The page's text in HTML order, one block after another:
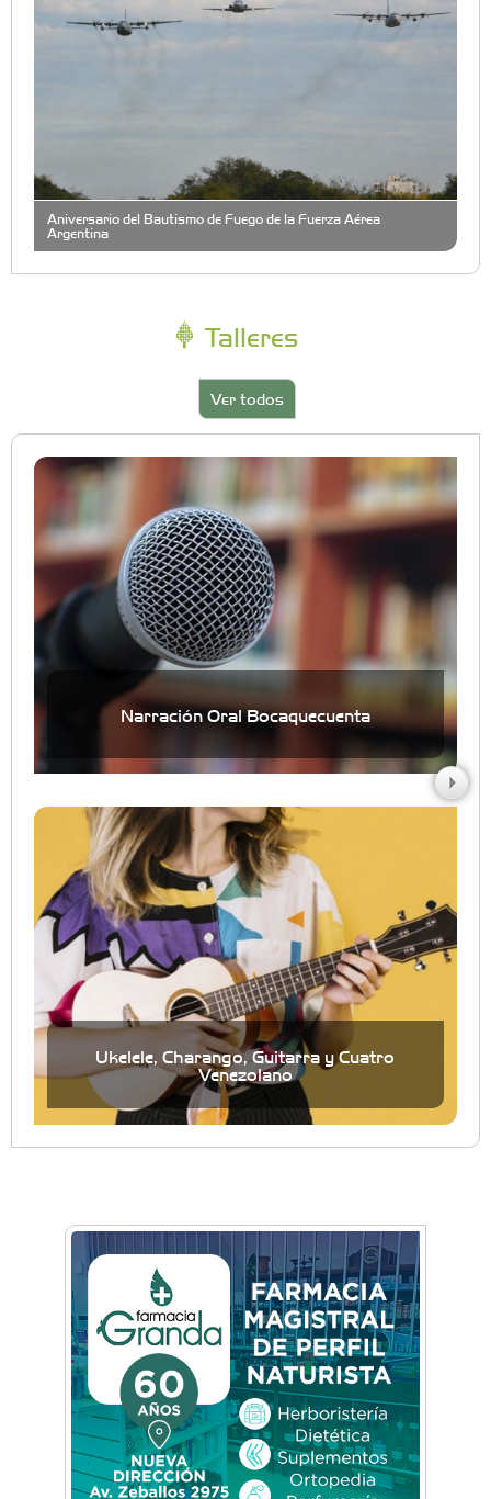
Aniversario del Bautismo de Fuego de la Fuerza Aérea
Argentina
Talleres
Ver todos
Narración Oral Bocaquecuenta
Ukelele, Charango, Guitarra y Cuatro
Venezolano